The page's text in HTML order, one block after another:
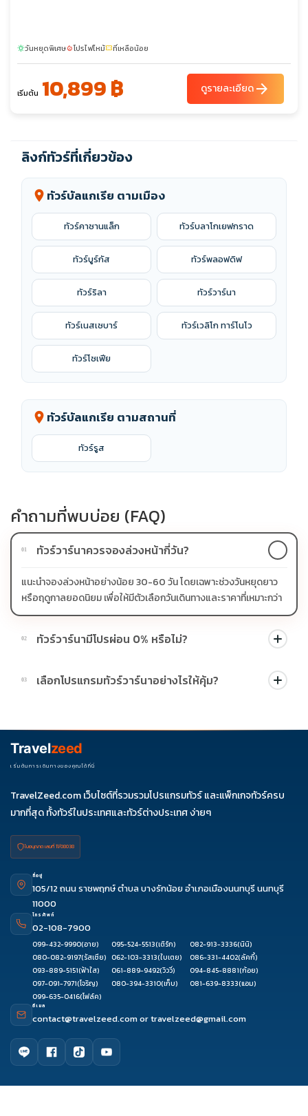
sunnyวันหยุดพิเศษlocal_fire_departmentโปรไฟไหม้confirmation_numberที่เหลือน้อย
เริ่มต้น 10,899 ฿ ดูรายละเอียดarrow_forward
ลิงก์ทัวร์ที่เกี่ยวข้อง
location_on ทัวร์บัลแกเรีย ตามเมือง
ทัวร์คาซานแล็ก ทัวร์บลาโกเยฟกราด
ทัวร์บูร์กัส ทัวร์พลอฟดิฟ
ทัวร์ริลา ทัวร์วาร์นา
ทัวร์เนสเซบาร์ ทัวร์เวลิโก ทาร์โนโว
ทัวร์โซเฟีย
location_on ทัวร์บัลแกเรีย ตามสถานที่
ทัวร์รูส
คำถามที่พบบ่อย (FAQ)
01 ทัวร์วาร์นาควรจองล่วงหน้ากี่วัน?
แนะนำจองล่วงหน้าอย่างน้อย 30-60 วัน โดยเฉพาะช่วงวันหยุดยาว
หรือฤดูกาลยอดนิยม เพื่อให้มีตัวเลือกวันเดินทางและราคาที่เหมาะกว่า
02 ทัวร์วาร์นามีโปรผ่อน 0% หรือไม่?
บางโปรแกรมมีโปรผ่อน 0% หรือโปรโมชั่นบัตรเครดิตตามเงื่อนไขที่
บริษัทกำหนด สามารถดูสัญลักษณ์โปรโมชั่นในรายการทัวร์แต่ละ
03 เลือกโปรแกรมทัวร์วาร์นาอย่างไรให้คุ้ม?
ช่วงราคา ไม่ควรเทียบจากราคาต่ำสุดเพียงอย่างเดียว
Travelzeed
เริ่มต้นการเดินทางของคุณได้ที่นี่
TravelZeed.com เว็บไซต์ที่รวมรวมโปรแกรมทัวร์ และแพ็กเกจทัวร์ครบ
มากที่สุด ทั้งทัวร์ในประเทศและทัวร์ต่างประเทศ ง่ายๆ
ใบอนุญาต เลขที่ 11/08038
ที่อยู่
105/12 ถนน ราชพฤกษ์ ตำบล บางรักน้อย อำเภอเมืองนนทบุรี นนทบุรี
11000
โทรศัพท์
02-108-7900
099-432-9990(อาย) 095-524-5513(เติร์ก) 082-913-3336(นินิ)
080-082-9197(รัสเซีย) 062-103-3313(ใบเตย) 086-331-4402(ลัคกี้)
093-889-5151(ฟ้าใส) 061-889-9492(วิววี่) 094-845-8881(ก้อย)
097-091-7971(โจริญ) 080-394-3310(เก็บ) 081-639-8333(แอม)
099-635-0416(โฟล์ค)
อีเมล
contact@travelzeed.comortravelzeed@gmail.com